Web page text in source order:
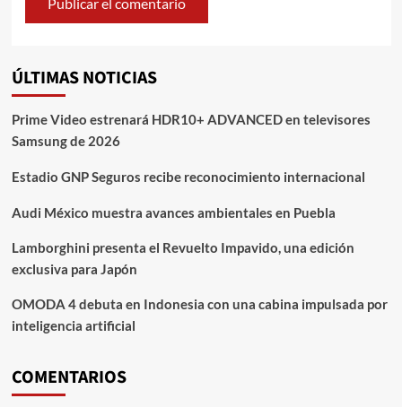
ÚLTIMAS NOTICIAS
Prime Video estrenará HDR10+ ADVANCED en televisores
Samsung de 2026
Estadio GNP Seguros recibe reconocimiento internacional
Audi México muestra avances ambientales en Puebla
Lamborghini presenta el Revuelto Impavido, una edición
exclusiva para Japón
OMODA 4 debuta en Indonesia con una cabina impulsada por
inteligencia artificial
COMENTARIOS